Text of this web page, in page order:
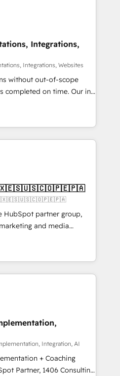
we combine human insight
team designs solutions
performance, and
Highlights •
• 2022 EMEA Impact
150+ successful HubSpot
• Multilingual team:
Italian 👉 Grow
Integrations,
Integrations, Websites
without out-of-scope
on time. Our in-
architects, experts,
marketers handles all
✨
from 15+ different CRMs
pages ✨ CS: Clients
& +751% new visitors for a
✨ CS: 415% conversion
leaders:
Impact Award 🏆
Year 🏆 Gold AVA Digital
Accreditations: CRM
HubSpot partner group,
and media
and Southern
7 countries. Born in Chile,
with international reach to
technology, creativity,
building end-to-
content, and digital
team works in Spanish,
design scalable strategies
• 10+
• 2023 Impact Awards:
Integration, AI
+ Coaching